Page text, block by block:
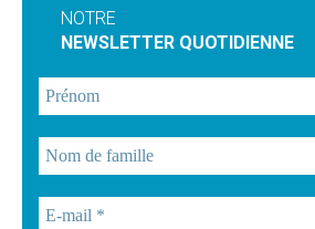
NOTRE
NEWSLETTER QUOTIDIENNE